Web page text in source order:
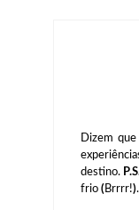
Dizem
destino.
frio ( Brrrr!).